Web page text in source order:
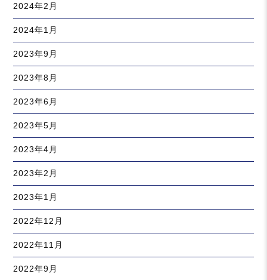
2024年2月
2024年1月
2023年9月
2023年8月
2023年6月
2023年5月
2023年4月
2023年2月
2023年1月
2022年12月
2022年11月
2022年9月